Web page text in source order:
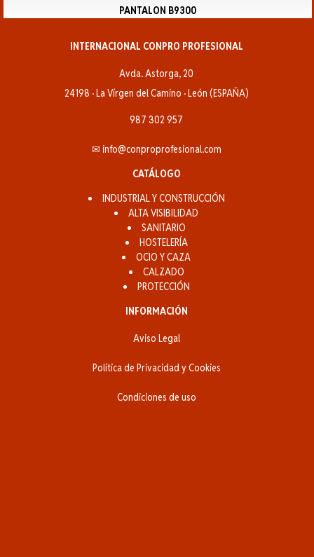
PANTALON B9300
INTERNACIONAL CONPRO PROFESIONAL
Avda. Astorga, 20
24198 · La Vírgen del Camino · León (ESPAÑA)
987 302 957
✉ info@conproprofesional.com
CATÁLOGO
INDUSTRIAL Y CONSTRUCCIÓN
ALTA VISIBILIDAD
SANITARIO
HOSTELERÍA
OCIO Y CAZA
CALZADO
PROTECCIÓN
INFORMACIÓN
Aviso Legal
Política de Privacidad y Cookies
Condiciones de uso